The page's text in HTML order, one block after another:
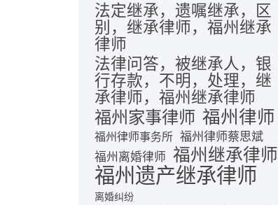
法定继承，遗嘱继承，区
别，继承律师，福州继承
律师
法律问答，被继承人，银
行存款，不明，处理，继
承律师，福州继承律师
福州家事律师 福州律师
福州律师事务所 福州律师蔡思斌
福州离婚律师 福州继承律师
福州遗产继承律师
离婚纠纷